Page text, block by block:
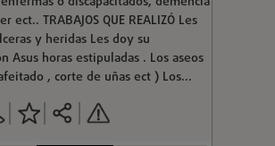
ect.. TRABAJOS QUE REALIZÓ Les
y heridas Les doy su
Asus horas estipuladas . Los aseos
, corte de uñas ect ) Los...